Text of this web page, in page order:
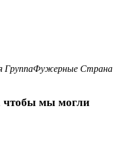
ГруппаФужерные Страна
чтобы мы могли